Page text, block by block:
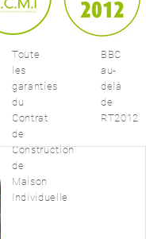
Toute
les
garanties
du
Contrat
de
Construction
de
Maison
Individuelle
BBC
au-
delà
de
RT2012